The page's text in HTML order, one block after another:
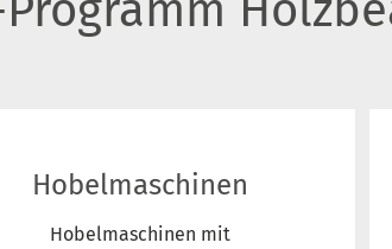
Hobelmaschinen
Hobelmaschinen mit